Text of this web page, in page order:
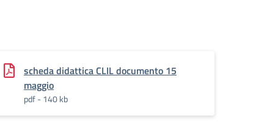
scheda didattica CLIL documento 15
maggio
pdf - 140 kb